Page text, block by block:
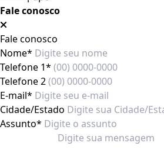
Fale conosco
Fale conosco
Nome*
Telefone 1*
Telefone 2
E-mail*
Cidade/Estado
Assunto*